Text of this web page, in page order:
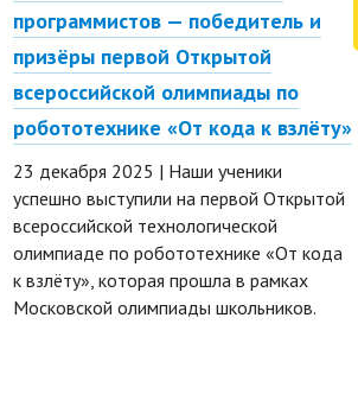
программистов — победитель и
призёры первой Открытой
всероссийской олимпиады по
робототехнике «От кода к взлёту»
23 декабря 2025 | Наши ученики
успешно выступили на первой Открытой
всероссийской технологической
олимпиаде по робототехнике «От кода
к взлёту», которая прошла в рамках
Московской олимпиады школьников.